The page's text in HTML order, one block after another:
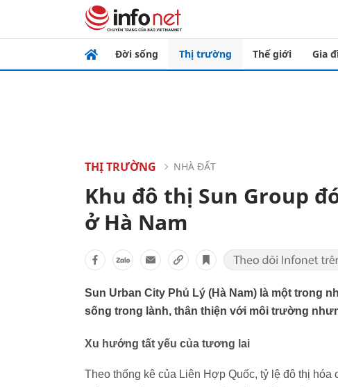
Đời sống Thị trường Thế giới Gia
THỊ TRƯỜNG NHÀ ĐẤT
Khu đô thị Sun Group
ở Hà Nam
Sun Urban City Phủ Lý (Hà Nam) là một trong
sống trong lành, thân thiện với môi trường
Xu hướng tất yếu của tương lai
Theo thống kê của Liên Hợp Quốc, tỷ lệ đô thị